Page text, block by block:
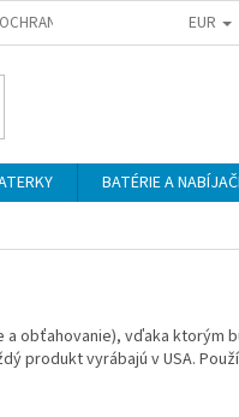
OSOBNÝCH ÚDAJOVEUR
BATÉRIE A
obťahovanie), vďaka ktorým
produkt vyrábajú v USA.